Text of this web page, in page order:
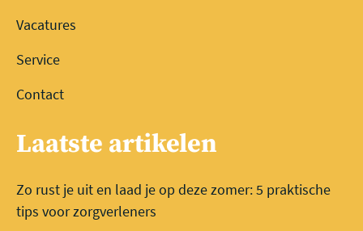
Vacatures
Service
Contact
Laatste artikelen
Zo rust je uit en laad je op deze zomer: 5 praktische
tips voor zorgverleners